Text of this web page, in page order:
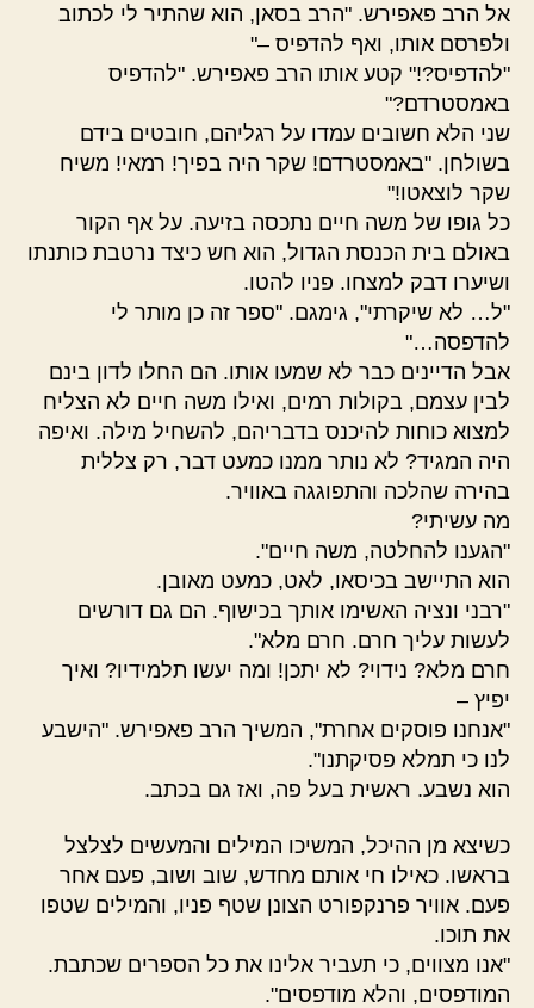
אל הרב פאפירש. "הרב בסאן, הוא שהתיר לי לכתוב
ולפרסם אותו, ואף להדפיס –"
"להדפיס?!" קטע אותו הרב פאפירש. "להדפיס
באמסטרדם?"
שני הלא חשובים עמדו על רגליהם, חובטים בידם
בשולחן. "באמסטרדם! שקר היה בפיך! רמאי! משיח
שקר לוצאטו!"
כל גופו של משה חיים נתכסה בזיעה. על אף הקור
באולם בית הכנסת הגדול, הוא חש כיצד נרטבת כותנתו
ושיערו דבק למצחו. פניו להטו.
"ל… לא שיקרתי", גימגם. "ספר זה כן מותר לי
להדפסה…"
אבל הדיינים כבר לא שמעו אותו. הם החלו לדון בינם
לבין עצמם, בקולות רמים, ואילו משה חיים לא הצליח
למצוא כוחות להיכנס בדבריהם, להשחיל מילה. ואיפה
היה המגיד? לא נותר ממנו כמעט דבר, רק צללית
בהירה שהלכה והתפוגגה באוויר.
מה עשיתי?
"הגענו להחלטה, משה חיים".
הוא התיישב בכיסאו, לאט, כמעט מאובן.
"רבני ונציה האשימו אותך בכישוף. הם גם דורשים
לעשות עליך חרם. חרם מלא".
חרם מלא? נידוי? לא יתכן! ומה יעשו תלמידיו? ואיך
יפיץ –
"אנחנו פוסקים אחרת", המשיך הרב פאפירש. "הישבע
לנו כי תמלא פסיקתנו".
הוא נשבע. ראשית בעל פה, ואז גם בכתב.
כשיצא מן ההיכל, המשיכו המילים והמעשים לצלצל
בראשו. כאילו חי אותם מחדש, שוב ושוב, פעם אחר
פעם. אוויר פרנקפורט הצונן שטף פניו, והמילים שטפו
את תוכו.
"אנו מצווים, כי תעביר אלינו את כל הספרים שכתבת.
המודפסים, והלא מודפסים".